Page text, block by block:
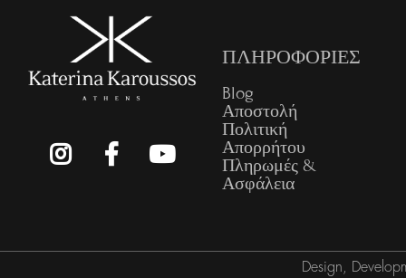
ΠΛΗΡΟΦΟΡΙΕΣ
Blog
Αποστολή
Πολιτική
Απορρήτου
Πληρωμές &
Ασφάλεια
Design,